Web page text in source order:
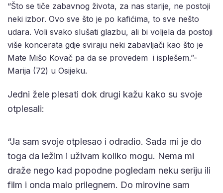
“Što se tiče zabavnog života, za nas starije, ne postoji
neki izbor. Ovo sve što je po kafićima, to sve nešto
udara. Voli svako slušati glazbu, ali bi voljela da postoji
više koncerata gdje sviraju neki zabavljači kao što je
Mate Mišo Kovač pa da se provedem i isplešem.”-
Marija (72) u Osijeku.
Jedni žele plesati dok drugi kažu kako su svoje
otplesali:
“Ja sam svoje otplesao i odradio. Sada mi je do
toga da ležim i uživam koliko mogu. Nema mi
draže nego kad popodne pogledam neku seriju ili
film i onda malo prilegnem. Do mirovine sam